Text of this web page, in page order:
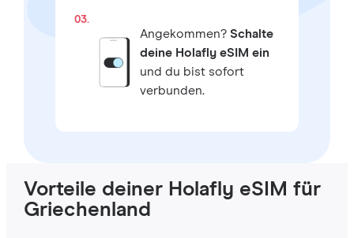
03.
Angekommen? Schalte
deine Holafly eSIM ein
und du bist sofort
verbunden.
Vorteile deiner Holafly eSIM für
Griechenland